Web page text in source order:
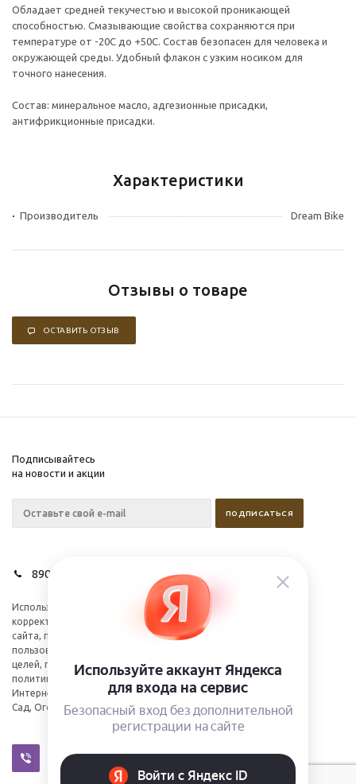
Обладает средней текучестью и высокой проникающей
способностью. Смазывающие свойства сохраняются при
температуре от -20С до +50С. Состав безопасен для человека и
окружающей среды. Удобный флакон с узким носиком для
точного нанесения.
Состав: минеральное масло, адгезионные присадки,
антифрикционные присадки.
Характеристики
Производитель Dream Bike
Отзывы о товаре
ОСТАВИТЬ ОТЗЫВ
Подписывайтесь
на новости и акции
89028627275
Используем cookies для
корректной работы
сайта, персонализации
пользователей и других
целей, предусмотренных
политикой.
Интернет-магазин Дом,
Сад, Огород 2026©
Компания
Информация